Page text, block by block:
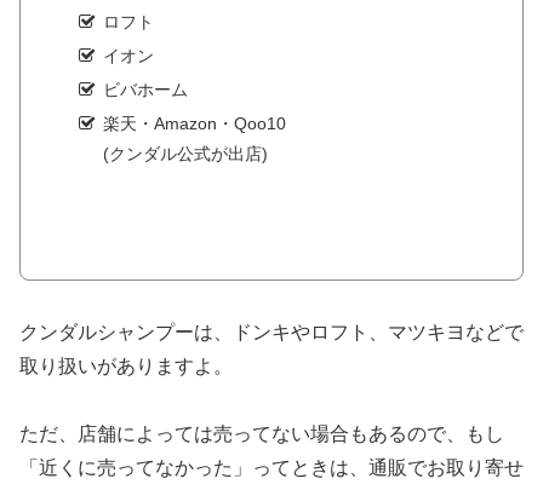
ロフト
イオン
ビバホーム
楽天・Amazon・Qoo10
(クンダル公式が出店)
クンダルシャンプーは、ドンキやロフト、マツキヨなどで
取り扱いがありますよ。
ただ、店舗によっては売ってない場合もあるので、もし
「近くに売ってなかった」ってときは、通販でお取り寄せ